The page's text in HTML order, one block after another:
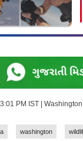
PM IST |
washington